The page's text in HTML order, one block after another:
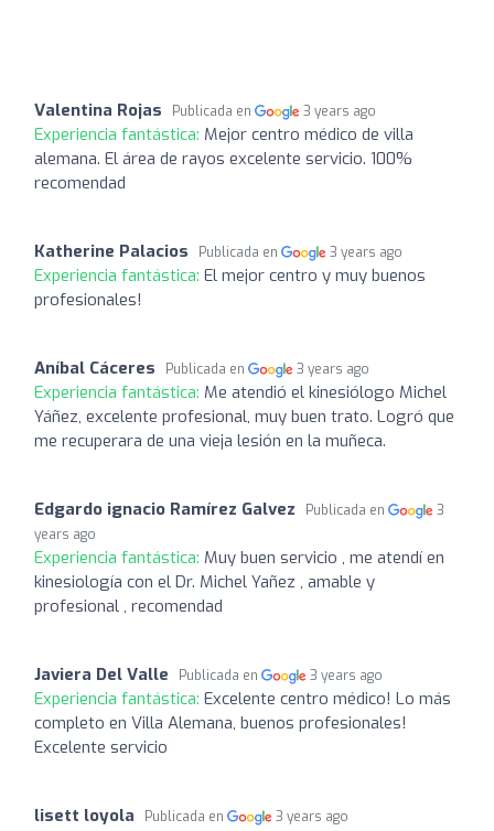
Valentina Rojas Publicada en 3 years ago
Experiencia fantástica: Mejor centro médico de villa
alemana. El área de rayos excelente servicio. 100%
recomendad
Katherine Palacios Publicada en 3 years ago
Experiencia fantástica: El mejor centro y muy buenos
profesionales!
Aníbal Cáceres Publicada en 3 years ago
Experiencia fantástica: Me atendió el kinesiólogo Michel
Yáñez, excelente profesional, muy buen trato. Logró que
me recuperara de una vieja lesión en la muñeca.
Edgardo ignacio Ramírez Galvez Publicada en
3
years ago
Experiencia fantástica: Muy buen servicio , me atendí en
kinesiología con el Dr. Michel Yañez , amable y
profesional , recomendad
Javiera Del Valle Publicada en 3 years ago
Experiencia fantástica: Excelente centro médico! Lo más
completo en Villa Alemana, buenos profesionales!
Excelente servicio
lisett loyola Publicada en 3 years ago